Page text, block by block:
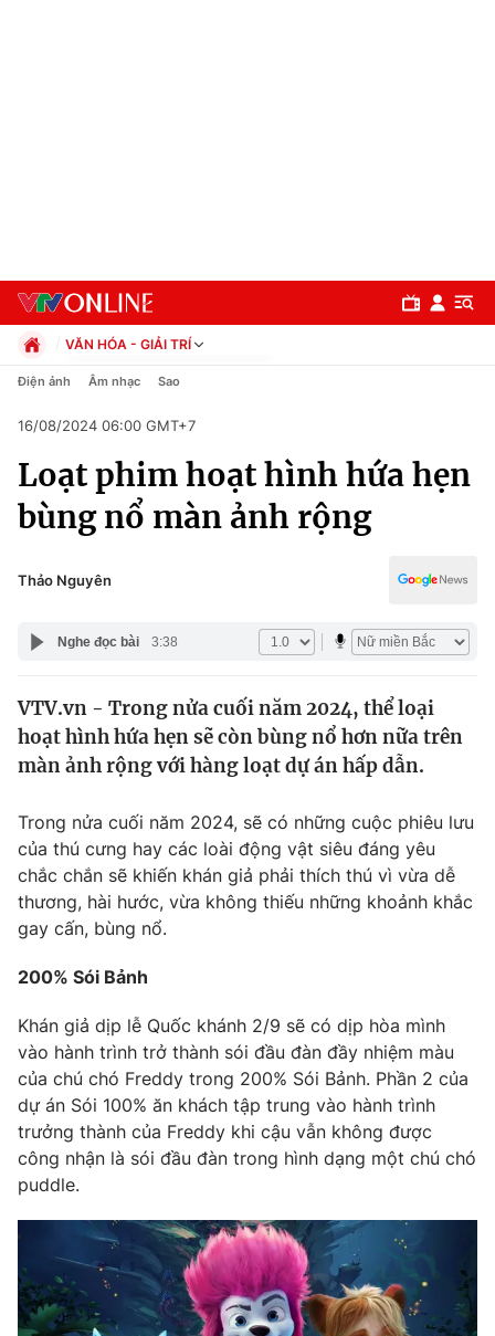
Chuyên mục
Chính trị
Pháp luật
Thế giới
Thế giới đó đây
Câu chuyện quốc tế
Kinh tế
Tài chính
Thị trường
Dữ liệu và đời sống
Hậu trường
Nhân vật
Khán giả
Giải sao mai
Giải trí
Điện ảnh
Âm nhạc
Sao
Đời sống
Du lịch
Làm đẹp
Giáo dục
Tuyển sinh
Học trực tuyến
Hitech Công nghệ tương lai
Sản phẩm
Giao lưu trực tuyến
VĂN HÓA - GIẢI TRÍ
Chính trị
Pháp luật
Kinh tế
Thể thao
Truyền hình
Y tế
Công nghệ
Điện ảnh Âm nhạc Sao
16/08/2024 06:00 GMT+7
Loạt phim hoạt hình hứa hẹn
bùng nổ màn ảnh rộng
Thảo Nguyên
Nghe đọc bài 3:38
VTV.vn - Trong nửa cuối năm 2024, thể loại
hoạt hình hứa hẹn sẽ còn bùng nổ hơn nữa trên
màn ảnh rộng với hàng loạt dự án hấp dẫn.
Trong nửa cuối năm 2024, sẽ có những cuộc phiêu lưu
của thú cưng hay các loài động vật siêu đáng yêu
chắc chắn sẽ khiến khán giả phải thích thú vì vừa dễ
thương, hài hước, vừa không thiếu những khoảnh khắc
gay cấn, bùng nổ.
200% Sói Bảnh
Khán giả dịp lễ Quốc khánh 2/9 sẽ có dịp hòa mình
vào hành trình trở thành sói đầu đàn đầy nhiệm màu
của chú chó Freddy trong 200% Sói Bảnh. Phần 2 của
dự án Sói 100% ăn khách tập trung vào hành trình
trưởng thành của Freddy khi cậu vẫn không được
công nhận là sói đầu đàn trong hình dạng một chú chó
puddle.